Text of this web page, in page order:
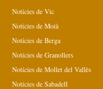
Notícies de Vic
Notícies de Moià
Notícies de Berga
Notícies de Granollers
Notícies de Mollet del Vallès
Notícies de Sabadell